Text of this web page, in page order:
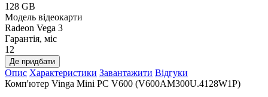
128 GB
Модель відеокарти
Radeon Vega 3
Гарантія, міс
12
Де придбати
Опис Характеристики Завантажити Відгуки
Комп'ютер Vinga Mini PC V600 (V600AM300U.4128W1P)